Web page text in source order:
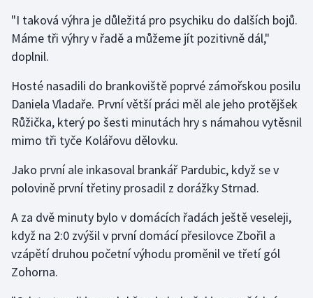
Jezdectví
Judo
Krasobruslení
Lezení
Moderní pětiboj
Motorsport
Olympijské hry
"I taková výhra je důležitá pro psychiku do dalších bojů.
Máme tři výhry v řadě a můžeme jít pozitivně dál,"
doplnil.
Hosté nasadili do brankoviště poprvé zámořskou posilu
Daniela Vladaře. První větší práci měl ale jeho protějšek
Růžička, který po šesti minutách hry s námahou vytěsnil
mimo tři tyče Kolářovu dělovku.
Jako první ale inkasoval brankář Pardubic, když se v
polovině první třetiny prosadil z dorážky Strnad.
A za dvě minuty bylo v domácích řadách ještě veseleji,
když na 2:0 zvýšil v první domácí přesilovce Zbořil a
vzápětí druhou početní výhodu proměnil ve třetí gól
Zohorna.